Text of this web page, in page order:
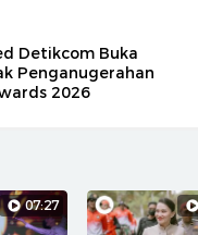
Detikcom Buka
Penganugerahan
2026
07:27